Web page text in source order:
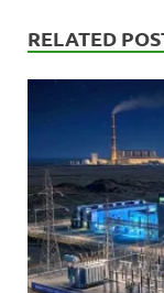
RELATED